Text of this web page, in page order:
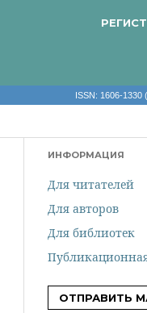
ISSN: 1606-1330
ИНФОРМАЦИЯ
Для читателей
Для авторов
Для библиотек
ОТПРАВИТЬ